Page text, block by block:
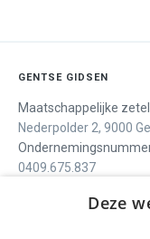
GENTSE GIDSEN
Maatschappelijke
Nederpolder 2, 9000
0409.675.837
Deze